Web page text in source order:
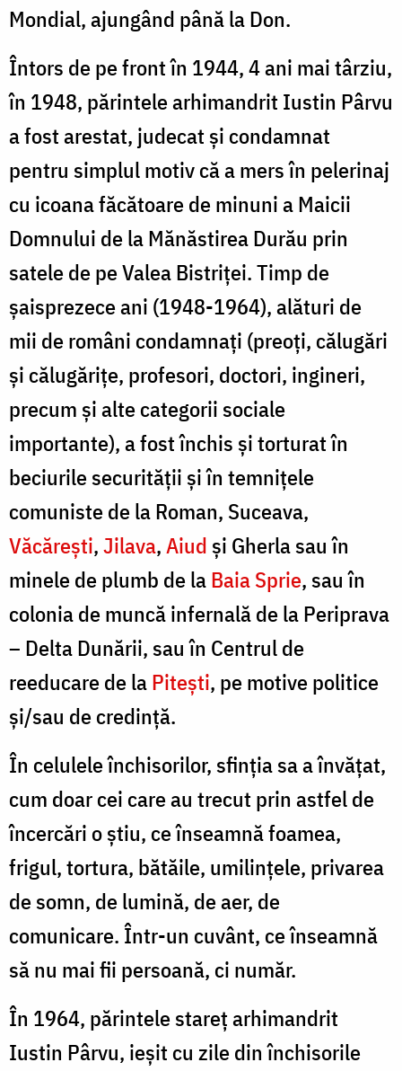
Mondial, ajungând până la Don.
Întors de pe front în 1944, 4 ani mai târziu,
în 1948, părintele arhimandrit Iustin Pârvu
a fost arestat, judecat şi condamnat
pentru simplul motiv că a mers în pelerinaj
cu icoana făcătoare de minuni a Maicii
Domnului de la Mănăstirea Durău prin
satele de pe Valea Bistriţei. Timp de
şaisprezece ani (1948-1964), alături de
mii de români condamnaţi (preoţi, călugări
şi călugăriţe, profesori, doctori, ingineri,
precum şi alte categorii sociale
importante), a fost închis şi torturat în
beciurile securităţii şi în temniţele
comuniste de la Roman, Suceava,
Văcăreşti,Jilava,Aiudşi Gherla sau în
minele de plumb de laBaia Sprie, sau în
colonia de muncă infernală de la Periprava
– Delta Dunării, sau în Centrul de
reeducare de laPiteşti, pe motive politice
şi/sau de credinţă.
În celulele închisorilor, sfinţia sa a învăţat,
cum doar cei care au trecut prin astfel de
încercări o ştiu, ce înseamnă foamea,
frigul, tortura, bătăile, umilinţele, privarea
de somn, de lumină, de aer, de
comunicare. Într-un cuvânt, ce înseamnă
să nu mai fii persoană, ci număr.
În 1964, părintele stareţ arhimandrit
Iustin Pârvu, ieşit cu zile din închisorile